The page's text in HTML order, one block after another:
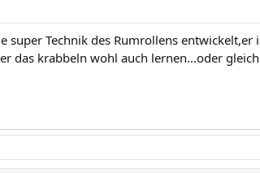
super Technik des Rumrollens entwickelt,er
das krabbeln wohl auch lernen...oder